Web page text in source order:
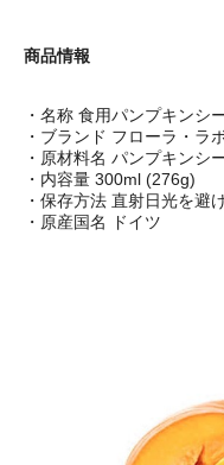
商品情報
・名称 食用パンプキンシ
・ブランド フローラ・ラ
・原材料名 パンプキンシ
・内容量 300ml (276g)
・保存方法 直射日光を避
・原産国名 ドイツ